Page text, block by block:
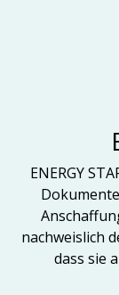
ENERGY
nachweislich
dass sie